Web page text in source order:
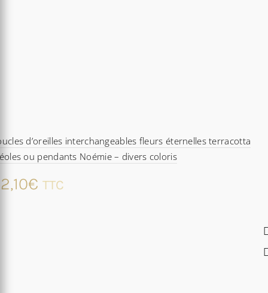
d’oreilles interchangeables fleurs éternelles terracotta
ou pendants Noémie – divers coloris
€ TTC